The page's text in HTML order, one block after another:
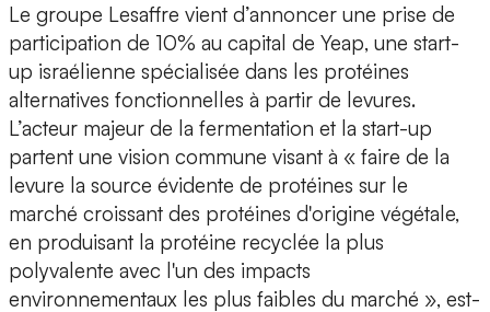
Le groupe Lesaffre vient d’annoncer une prise de
participation de 10% au capital de Yeap, une start-
up israélienne spécialisée dans les protéines
alternatives fonctionnelles à partir de levures.
L’acteur majeur de la fermentation et la start-up
partent une vision commune visant à « faire de la
levure la source évidente de protéines sur le
marché croissant des protéines d'origine végétale,
en produisant la protéine recyclée la plus
polyvalente avec l'un des impacts
environnementaux les plus faibles du marché », est-